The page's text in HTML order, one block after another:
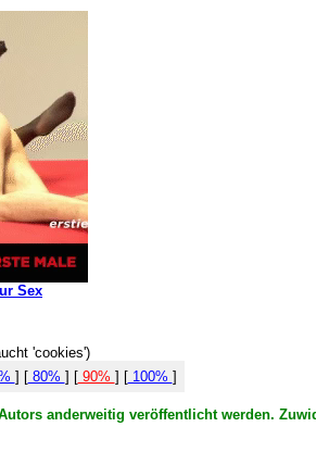
Sex
'cookies')
] [80% ] [90% ] [100% ]
anderweitig veröffentlicht werden.